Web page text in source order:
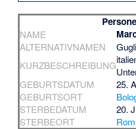
NAME
ALTERNATIVNAMEN
KURZBESCHREIBUNG
GEBURTSDATUM
25.
GEBURTSORT
STERBEDATUM
20.
STERBEORT
Rom